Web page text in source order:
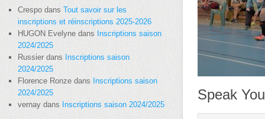
Speak
Crespo dans Tout savoir sur les
inscriptions et réinscriptions 2025-2026
HUGON Evelyne dans Inscriptions saison
2024/2025
Russierdans Inscriptions saison
2024/2025
Florence Ronze dans Inscriptions saison
2024/2025
vernay dans Inscriptions saison 2024/2025